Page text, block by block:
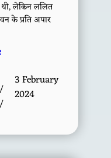
थी, लेकिन ललित
के प्रति अपार
/
/
3 February
2024